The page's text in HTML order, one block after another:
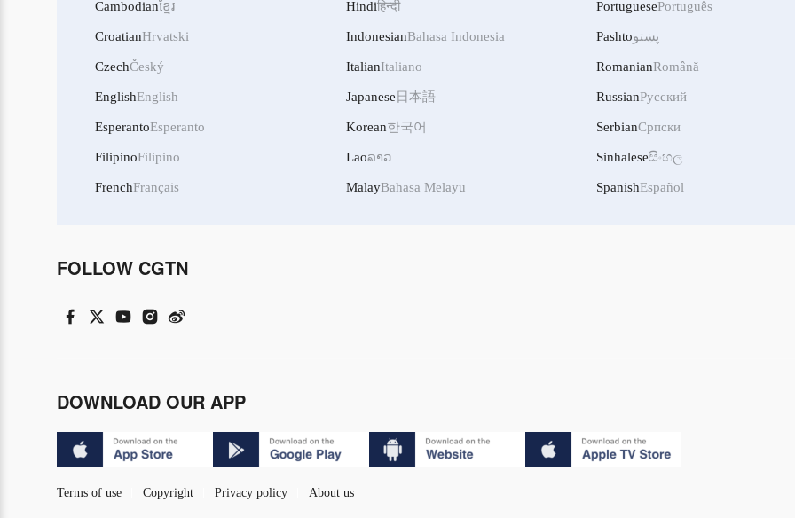
Cambodianខ្មែរ
CroatianHrvatski
CzechČeský
EnglishEnglish
EsperantoEsperanto
FilipinoFilipino
FrenchFrançais
Hindiहिन्दी
IndonesianBahasa Indonesia
ItalianItaliano
Japanese 日本語
Korean한국어
Laoລາວ
MalayBahasa Melayu
PortuguesePortuguês
Pashtoپښتو
RomanianRomână
RussianРусский
SerbianСрпски
Sinhaleseසිංහල
SpanishEspañol
FOLLOW CGTN
DOWNLOAD OUR APP
Terms of use Copyright Privacy policy About us